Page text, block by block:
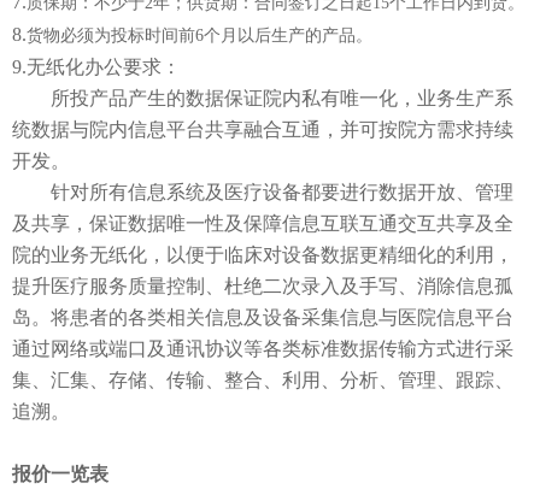
8.货物必须为投标时间前6个月以后生产的产品。
9.无纸化办公要求：
所投产品产生的数据保证院内私有唯一化，业务生产系
统数据与院内信息平台共享融合互通，并可按院方需求持续
开发。
针对所有信息系统及医疗设备都要进行数据开放、管理
及共享，保证数据唯一性及保障信息互联互通交互共享及全
院的业务无纸化，以便于临床对设备数据更精细化的利用，
提升医疗服务质量控制、杜绝二次录入及手写、消除信息孤
岛。将患者的各类相关信息及设备采集信息与医院信息平台
通过网络或端口及通讯协议等各类标准数据传输方式进行采
集、汇集、存储、传输、整合、利用、分析、管理、跟踪、
追溯。
报价一览表